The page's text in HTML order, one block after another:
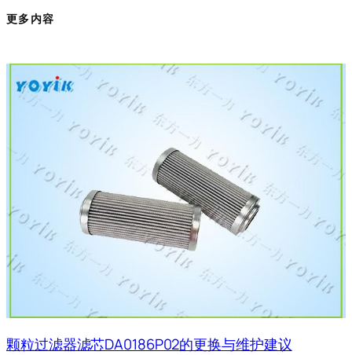
更多内容
颗粒过滤器滤芯DA0186P02的更换与维护建议